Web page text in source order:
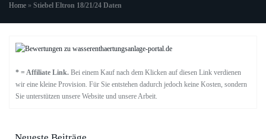
Home » Stiebel Eltron 18/21/24 Daten
* = Affiliate Link. Bei einem Kauf nach dem Klicken auf diesen Link verdienen
wir eine kleine Provision. Für Sie entstehen dadurch jedoch keine Kosten, sondern
Sie unterstützen unsere Website und unsere Arbeit.